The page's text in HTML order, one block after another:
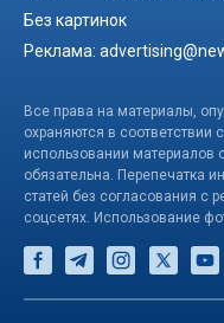
Без картинок
Реклама:
Все права на материалы,
охраняются в соответствии
использовании материалов
обязательна. Перепечатка
статей без согласования с
соцсетях. Использование